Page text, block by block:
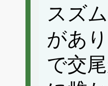
スズ
があ
で交